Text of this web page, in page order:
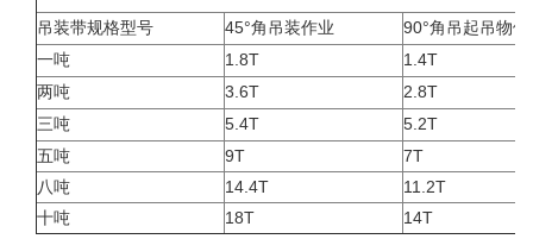
吊装带规格型号
45°角吊装作业
90°角吊起吊物体
一吨
1.8T
1.4T
两吨
3.6T
2.8T
三吨
5.4T
5.2T
五吨
9T
7T
八吨
14.4T
11.2T
十吨
18T 14T